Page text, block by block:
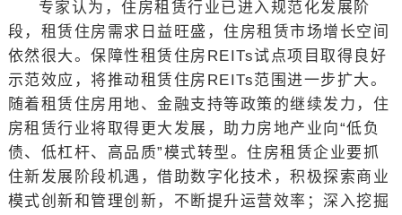
专家认为，住房租赁行业已进入规范化发展阶
段，租赁住房需求日益旺盛，住房租赁市场增长空间
依然很大。保障性租赁住房REITs试点项目取得良好
示范效应，将推动租赁住房REITs范围进一步扩大。
随着租赁住房用地、金融支持等政策的继续发力，住
房租赁行业将取得更大发展，助力房地产业向“低负
债、低杠杆、高品质”模式转型。住房租赁企业要抓
住新发展阶段机遇，借助数字化技术，积极探索商业
模式创新和管理创新，不断提升运营效率；深入挖掘